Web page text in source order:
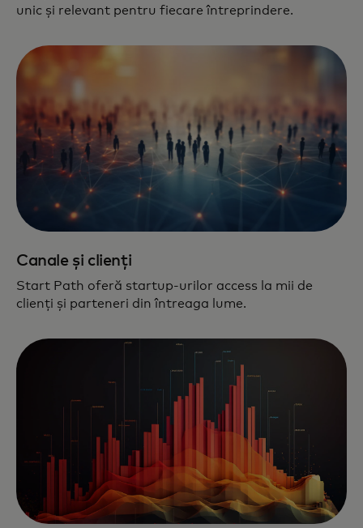
unic și relevant pentru fiecare întreprindere.
Canale și clienți
Start Path oferă startup-urilor access la mii de
clienți și parteneri din întreaga lume.